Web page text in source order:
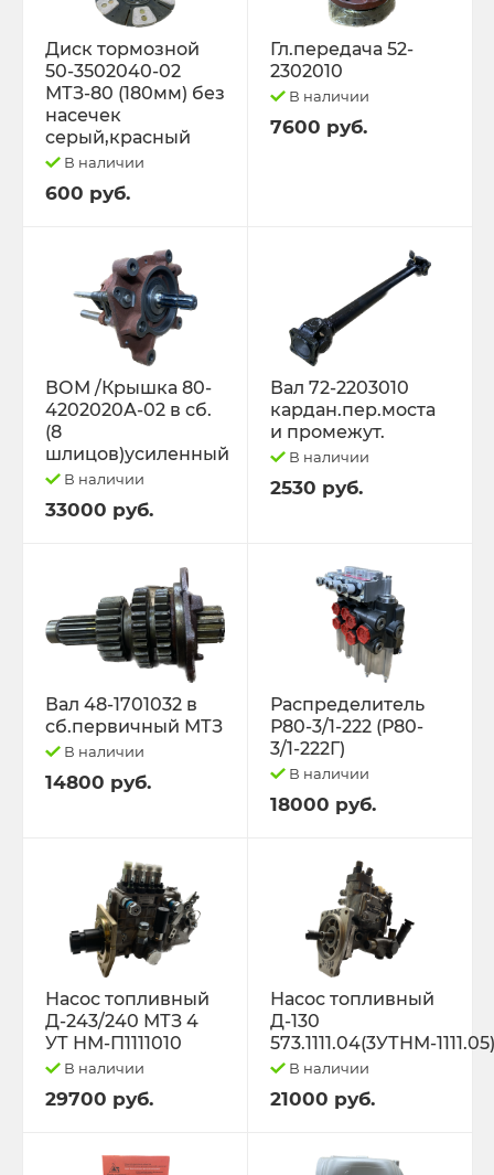
Диск тормозной
50-3502040-02
МТЗ-80 (180мм) без
насечек
серый,красный
В наличии
600 руб.
Гл.передача 52-
2302010
В наличии
7600 руб.
ВОМ /Крышка 80-
4202020А-02 в сб.
(8
шлицов)усиленный
В наличии
33000 руб.
Вал 72-2203010
кардан.пер.моста
и промежут.
В наличии
2530 руб.
Вал 48-1701032 в
сб.первичный МТЗ
В наличии
14800 руб.
Распределитель
Р80-3/1-222 (Р80-
3/1-222Г)
В наличии
18000 руб.
Насос топливный
Д-243/240 МТЗ 4
УТ НМ-П1111010
В наличии
29700 руб.
Насос топливный
Д-130
573.1111.04(3УТНМ-1111.05)
В наличии
21000 руб.